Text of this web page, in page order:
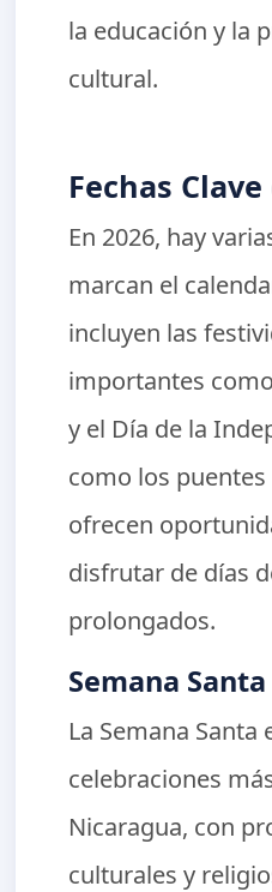
la educación y la
cultural.
Fechas Clave
En 2026, hay
marcan el
incluyen las
importantes
y el Día de la
como los
ofrecen
disfrutar de días
prolongados.
Semana Santa
La Semana Santa
celebraciones
Nicaragua, con
culturales y